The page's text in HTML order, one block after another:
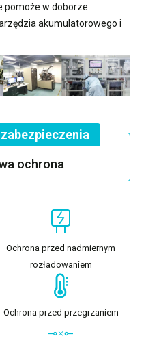
pomoże w doborze
akumulatorowego i
ochrona
Ochrona przed nadmiernym
rozładowaniem
Ochrona przed przegrzaniem